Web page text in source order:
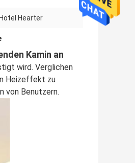
Hearter
Kamin an
wird. Verglichen
Heizeffekt zu
von Benutzern.